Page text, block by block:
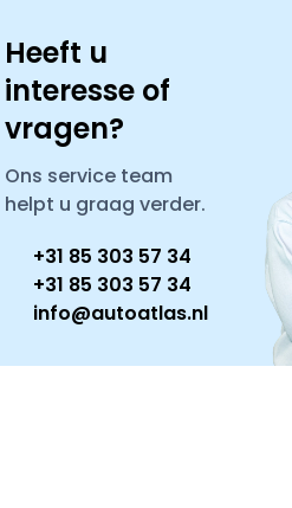
Heeft u
interesse of
vragen?
Ons service team
helpt u graag verder.
+31 85 303 57 34
+31 85 303 57 34
info@autoatlas.nl